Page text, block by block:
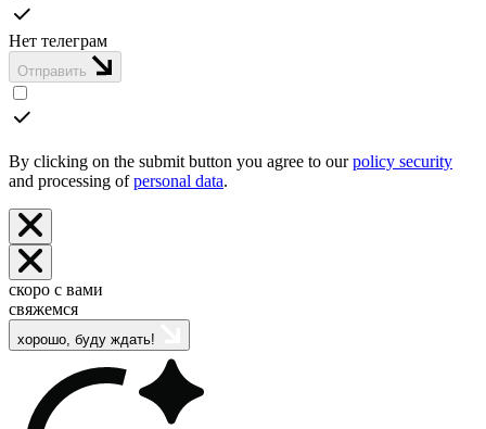
Нет телеграм
Отправить
By clicking on the submit button you agree to ourpolicy security
and processing ofpersonal data.
скоро с вами
свяжемся
хорошо, буду ждать!